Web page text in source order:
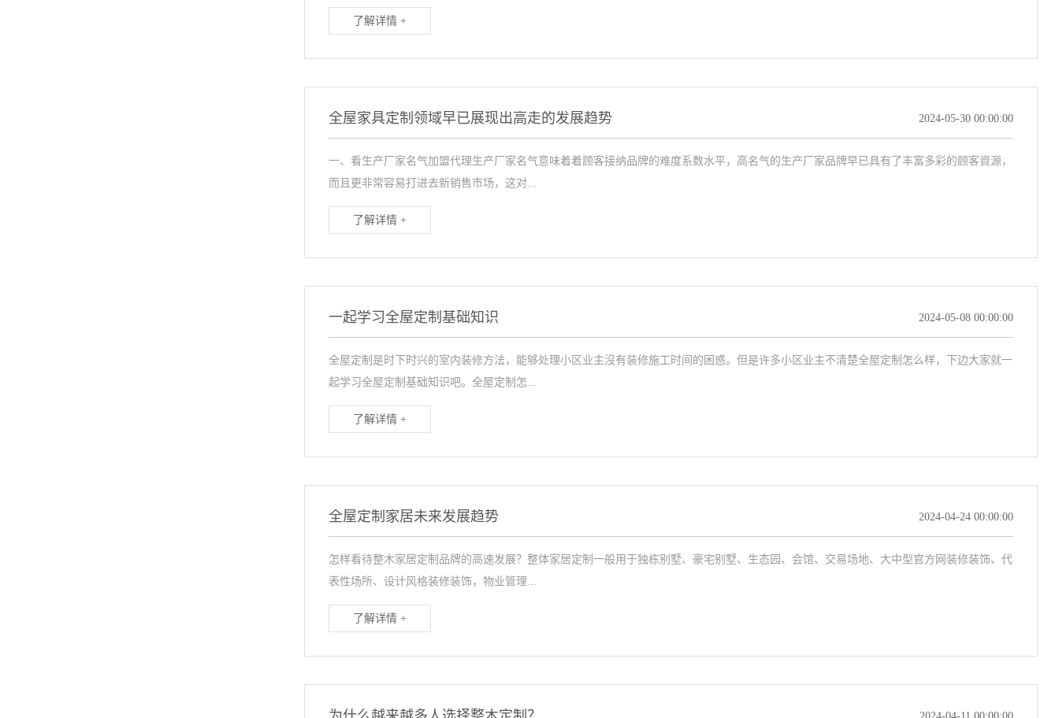
了解详情 +
全屋家具定制领域早已展现出高走的发展趋势 2024-05-30 00:00:00
一、看生产厂家名气加盟代理生产厂家名气意味着着顾客接纳品牌的难度系数水平，高名气的生产厂家品牌早已具有了丰富多彩的顾客資源，
而且更非常容易打进去新销售市场，这对...
了解详情 +
一起学习全屋定制基础知识 2024-05-08 00:00:00
全屋定制是时下时兴的室内装修方法，能够处理小区业主沒有装修施工时间的困惑。但是许多小区业主不清楚全屋定制怎么样，下边大家就一
起学习全屋定制基础知识吧。全屋定制怎...
了解详情 +
全屋定制家居未来发展趋势 2024-04-24 00:00:00
怎样看待整木家居定制品牌的高速发展？整体家居定制一般用于独栋别墅、豪宅别墅、生态园、会馆、交易场地、大中型官方网装修装饰、代
表性场所、设计风格装修装饰，物业管理...
了解详情 +